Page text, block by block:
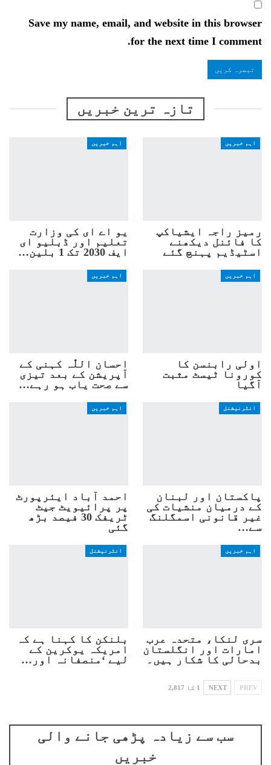
Save my name, email, and website in this browser
for the next time I comment.
تازہ ترین خبریں
اہم خبریں
یو اے ای کی وزارت
تعلیم اور ڈبلیو ای
ایف 2030 تک 1 بلین…
اہم خبریں
رمیز راجہ ایشیاکپ
کا فائنل دیکھنے
اسٹیڈیم پہنچ گئے
اہم خبریں
احسان اللّٰہ کہنی کے
آپریشن کے بعد تیزی
سے صحت یاب ہو رہے…
اہم خبریں
اولی رابنسن کا
کورونا ٹیسٹ مثبت
آگیا
اہم خبریں
احمد آباد ایئرپورٹ
پر پرائیویٹ جیٹ
ٹریفک 30 فیصد بڑھ
گئی
انٹرنیشنل
پاکستان اور لبنان
کے درمیان منشیات کی
غیر قانونی اسمگلنگ
سے…
انٹرنیشنل
بلنکن کا کہنا ہے کہ
امریکہ یوکرین کے
لیے ‘منصفانہ اور…
اہم خبریں
سری لنکا، متحدہ عرب
امارات اور انگلستان
بدحالی کا شکار ہیں۔
PREV
NEXT 1 کا 2,817
سب سے زیادہ پڑھی جانے والی
خبریں